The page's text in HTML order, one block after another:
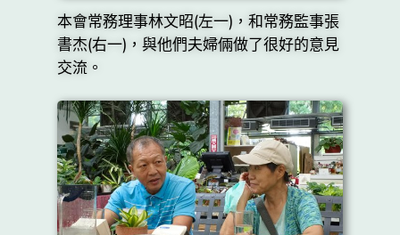
本會常務理事林文昭(左一)，和常務監事張
書杰(右一)，與他們夫婦倆做了很好的意見
交流。